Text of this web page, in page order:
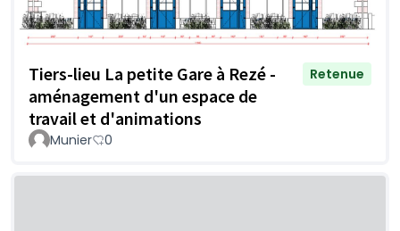
Tiers-lieu La petite Gare à Rezé -
aménagement d'un espace de
travail et d'animations
Retenue
Munier 0